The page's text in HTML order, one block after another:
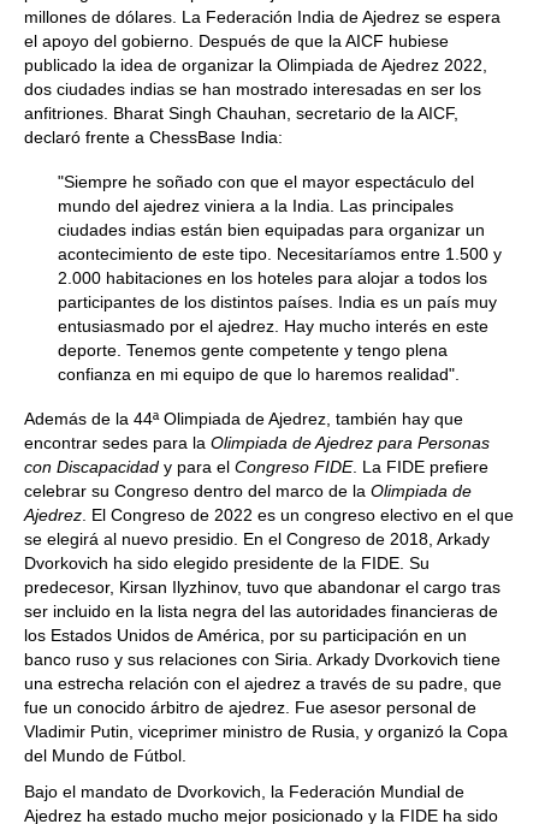
millones de dólares. La Federación India de Ajedrez se espera
el apoyo del gobierno. Después de que la AICF hubiese
publicado la idea de organizar la Olimpiada de Ajedrez 2022,
dos ciudades indias se han mostrado interesadas en ser los
anfitriones. Bharat Singh Chauhan, secretario de la AICF,
declaró frente a ChessBase India:
"Siempre he soñado con que el mayor espectáculo del
mundo del ajedrez viniera a la India. Las principales
ciudades indias están bien equipadas para organizar un
acontecimiento de este tipo. Necesitaríamos entre 1.500 y
2.000 habitaciones en los hoteles para alojar a todos los
participantes de los distintos países. India es un país muy
entusiasmado por el ajedrez. Hay mucho interés en este
deporte. Tenemos gente competente y tengo plena
confianza en mi equipo de que lo haremos realidad".
Además de la 44ª Olimpiada de Ajedrez, también hay que
encontrar sedes para la Olimpiada de Ajedrez para Personas
con Discapacidad y para el Congreso FIDE. La FIDE prefiere
celebrar su Congreso dentro del marco de la Olimpiada de
Ajedrez . El Congreso de 2022 es un congreso electivo en el que
se elegirá al nuevo presidio. En el Congreso de 2018, Arkady
Dvorkovich ha sido elegido presidente de la FIDE. Su
predecesor, Kirsan Ilyzhinov, tuvo que abandonar el cargo tras
ser incluido en la lista negra del las autoridades financieras de
los Estados Unidos de América, por su participación en un
banco ruso y sus relaciones con Siria. Arkady Dvorkovich tiene
una estrecha relación con el ajedrez a través de su padre, que
fue un conocido árbitro de ajedrez. Fue asesor personal de
Vladimir Putin, viceprimer ministro de Rusia, y organizó la Copa
del Mundo de Fútbol.
Bajo el mandato de Dvorkovich, la Federación Mundial de
Ajedrez ha estado mucho mejor posicionado y la FIDE ha sido